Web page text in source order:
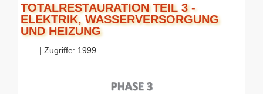
TOTALRESTAURATION TEIL 3 -
ELEKTRIK, WASSERVERSORGUNG
UND HEIZUNG
| Zugriffe: 1999